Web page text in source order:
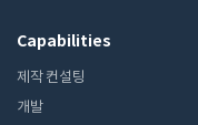
Capabilities
제작 컨설팅
개발